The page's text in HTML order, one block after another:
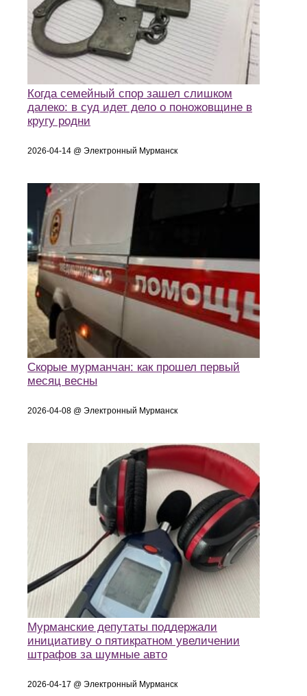
Когда семейный спор зашел слишком
далеко: в суд идет дело о поножовщине в
кругу родни
2026-04-14 @ Электронный Мурманск
Скорые мурманчан: как прошел первый
месяц весны
2026-04-08 @ Электронный Мурманск
Мурманские депутаты поддержали
инициативу о пятикратном увеличении
штрафов за шумные авто
2026-04-17 @ Электронный Мурманск